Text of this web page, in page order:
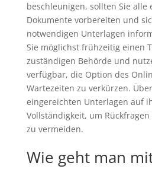
beschleunigen, sollten Sie alle
Dokumente vorbereiten und
notwendigen Unterlagen
Sie möglichst frühzeitig einen
zuständigen Behörde und
verfügbar, die Option des
Wartezeiten zu verkürzen.
eingereichten Unterlagen auf
Vollständigkeit, um
zu vermeiden.
Wie geht man